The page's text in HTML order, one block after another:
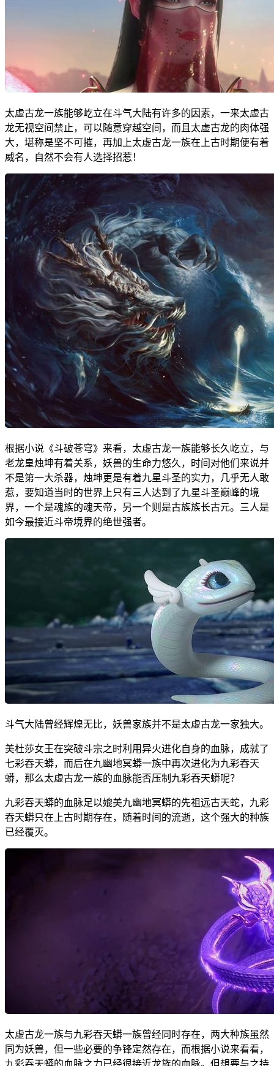
太虚古龙一族能够屹立在斗气大陆有许多的因素，一来太虚古
龙无视空间禁止，可以随意穿越空间，而且太虚古龙的肉体强
大，堪称是坚不可摧，再加上太虚古龙一族在上古时期便有着
威名，自然不会有人选择招惹！
根据小说《斗破苍穹》来看，太虚古龙一族能够长久屹立，与
老龙皇烛坤有着关系，妖兽的生命力悠久，时间对他们来说并
不是第一大杀器，烛坤更是有着九星斗圣的实力，几乎无人敢
惹，要知道当时的世界上只有三人达到了九星斗圣巅峰的境
界，一个是魂族的魂天帝，另一个则是古族族长古元。三人是
如今最接近斗帝境界的绝世强者。
斗气大陆曾经辉煌无比，妖兽家族并不是太虚古龙一家独大。
美杜莎女王在突破斗宗之时利用异火进化自身的血脉，成就了
七彩吞天蟒，而后在九幽地冥蟒一族中再次进化为九彩吞天
蟒，那么太虚古龙一族的血脉能否压制九彩吞天蟒呢？
九彩吞天蟒的血脉足以媲美九幽地冥蟒的先祖远古天蛇，九彩
吞天蟒只在上古时期存在，随着时间的流逝，这个强大的种族
已经覆灭。
太虚古龙一族与九彩吞天蟒一族曾经同时存在，两大种族虽然
同为妖兽，但一些必要的争锋定然存在，而根据小说来看看，
九彩吞天蟒的血脉之力已经很接近龙族的血脉。但想要与之持